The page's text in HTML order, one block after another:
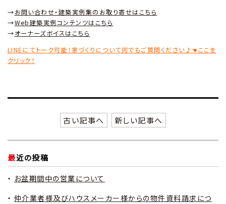
→お問い合わせ・建築実例集のお取り寄せはこちら
→Web建築実例コンテンツはこちら
→オーナーズボイスはこちら
LINEにてトーク可能！家づくりについて何でもご質問ください♪☚ここを
クリック！
古い記事へ 新しい記事へ
最近の投稿
お盆期間中の営業について
仲介業者様及びハウスメーカー様からの物件資料請求につ